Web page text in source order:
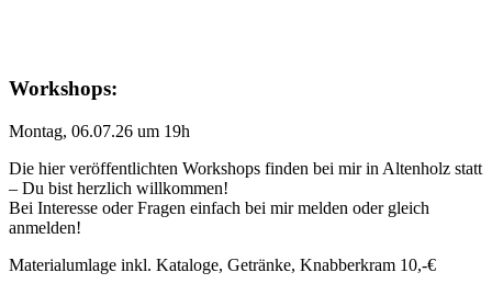
Workshops:
Montag, 06.07.26 um 19h
Die hier veröffentlichten Workshops finden bei mir in Altenholz statt
– Du bist herzlich willkommen!
Bei Interesse oder Fragen einfach bei mir melden oder gleich
anmelden!
Materialumlage inkl. Kataloge, Getränke, Knabberkram 10,-€